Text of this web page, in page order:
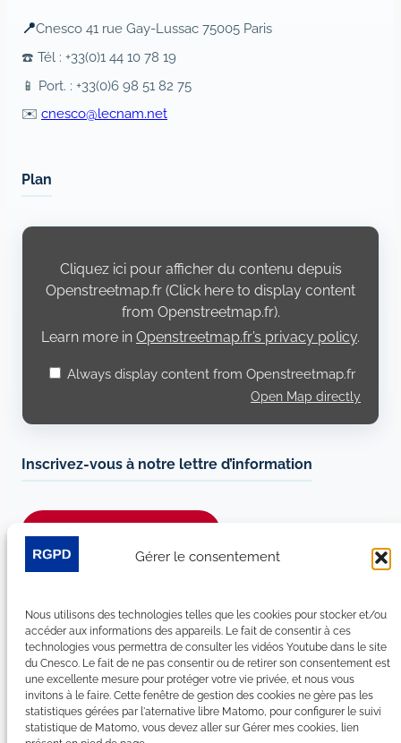
Gérer le consentement
Nous utilisons des technologies telles que les cookies pour stocker et/ou
accéder aux informations des appareils. Le fait de consentir à ces
technologies vous permettra de consulter les vidéos Youtube dans le site
du Cnesco. Le fait de ne pas consentir ou de retirer son consentement est
une excellente mesure pour protéger votre vie privée, et nous vous
invitons à le faire. Cette fenêtre de gestion des cookies ne gère pas les
statistiques gérées par l'aternative libre Matomo, pour configurer le suivi
statistique de Matomo, vous devez aller sur Gérer mes cookies, lien
📍Cnesco 41 rue Gay-Lussac 75005 Paris
☎️ Tél : +33(0)1 44 10 78 19
📱 Port. : +33(0)6 98 51 82 75
✉️ cnesco@lecnam.net
Plan
Display
Openstreetmap.fr
Cliquez ici pour afficher du contenu depuis
Openstreetmap.fr (Click here to display content
from Openstreetmap.fr).
Learn more in Openstreetmap.fr’s privacy policy.
Always display content from Openstreetmap.fr
Open Map directly
Inscrivez-vous à notre lettre d’information
LinkedIn
YouTube
Facebook
Bluesky
Plan du site